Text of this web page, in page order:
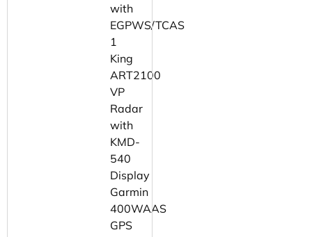
with
EGPWS/TCAS
1
King
ART2100
VP
Radar
with
KMD-
540
Display
Garmin
400WAAS
GPS